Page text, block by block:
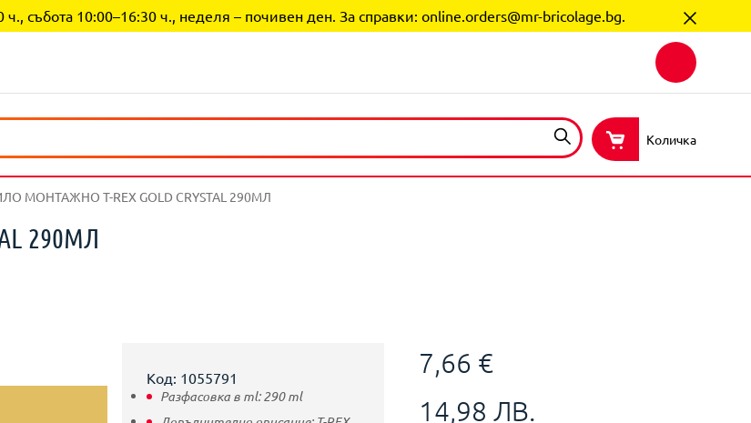
събота 10:00–16:30 ч., неделя – почивен ден. За справки: online.orders@mr-bricolage.bg.
Количка
МОНТАЖНО T-REX GOLD CRYSTAL 290МЛ
290МЛ
7,66 €
14,98 ЛВ.
Код: 1055791
Разфасовка в ml:290ml